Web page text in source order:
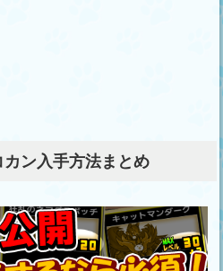
カン入手方法まとめ